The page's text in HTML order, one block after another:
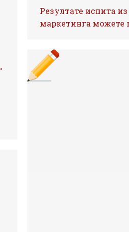
Резултате испита
маркетинга можете